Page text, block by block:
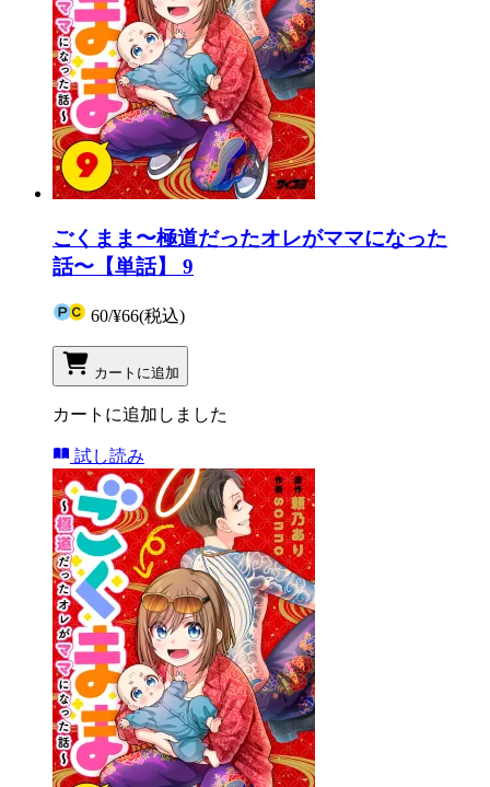
ごくまま〜極道だったオレがママになった
話〜【単話】 9
60/¥66(税込)
カートに追加
カートに追加しました
試し読み